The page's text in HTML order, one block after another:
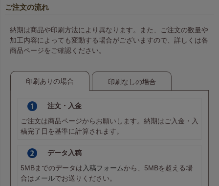
ローズピンク ローズピンク
赤
ローズレッド ローズレッド
ボルドー ボルドー
ご注文の流れ
納期は商品や印刷方法により異なります。また、ご注文の数量や
加工内容によっても変動する場合がございますので、詳しくは各
商品ページをご確認ください。
印刷ありの場合 印刷なしの場合
注文・入金
ご注文は商品ページからお願いします。納期はご入金・入
稿完了日を基準に計算されます。
データ入稿
5MBまでのデータは 入稿フォームから、5MBを超える場
合は メールでお送りください。